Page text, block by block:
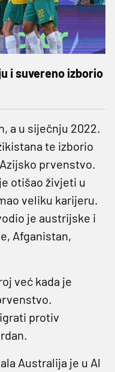
i suvereno izborio
a u siječnju 2022.
te izborio
prvenstvo.
otišao živjeti u
veliku karijeru.
je austrijske i
Afganistan,
već kada je
protiv
Australija je u Al